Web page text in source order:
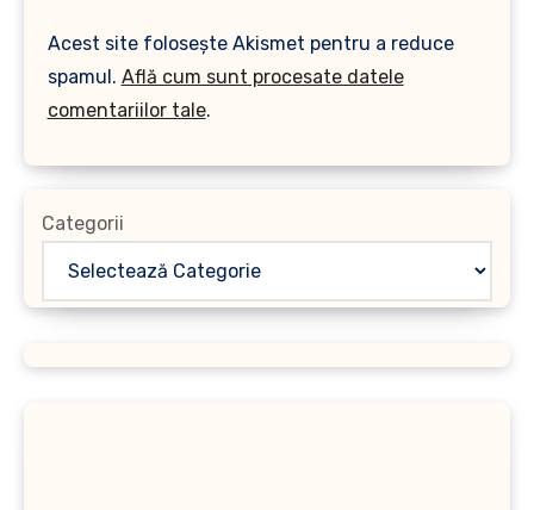
Acest site folosește Akismet pentru a reduce
spamul. Află cum sunt procesate datele
comentariilor tale.
Categorii